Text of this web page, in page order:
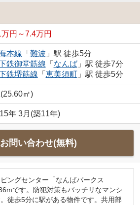
円～7.4万円
本線 「 難波 」駅 徒歩5分
鉄御堂筋線 「 なんば」駅 徒歩7分
鉄堺筋線 「 恵美須町」駅 徒歩5分
㎡)
年 3月(築11年)
お問い合わせ(無料)
ングセンター「なんばパークス
です。防犯対策もバッチリなマンシ
徒歩5分に駅がある物件です。共用部